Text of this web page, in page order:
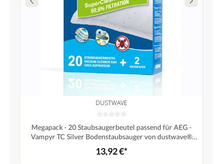
DUSTWAVE
Megapack - 20 Staubsaugerbeutel passend für AEG -
Vampyr TC Silver Bodenstaubsauger von dustwave®
Markenstaubbeutel – Made in Germany + inkl. Micro-
Filter
13,92 €*